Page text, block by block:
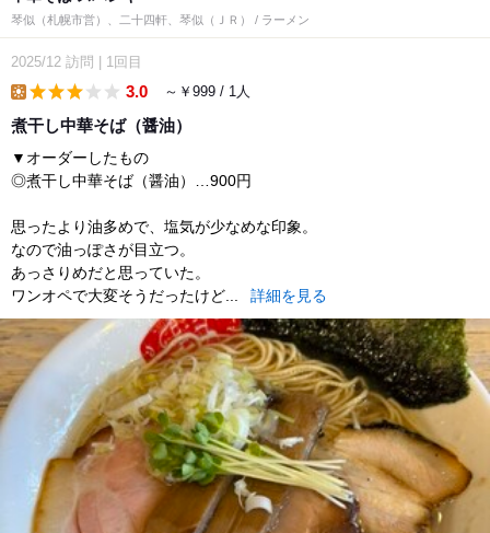
琴似（札幌市営）、二十四軒、琴似（ＪＲ） / ラーメン
2025/12 訪問 1回目
3.0 ～￥999 / 1人
煮干し中華そば（醤油）
▼オーダーしたもの
◎煮干し中華そば（醤油）…900円
思ったより油多めで、塩気が少なめな印象。
なので油っぽさが目立つ。
あっさりめだと思っていた。
ワンオペで大変そうだったけど...
詳細を見る